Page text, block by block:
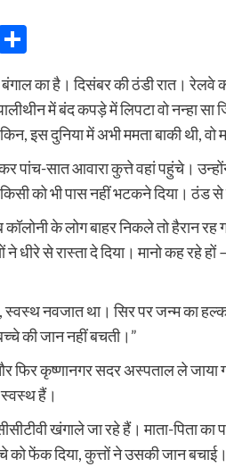
बंगाल का है। दिसंबर की ठंडी रात।
में बंद कपड़े में लिपटा वो नन्हा
इस दुनिया में अभी ममता बाकी थी, वो
पांच-सात आवारा कुत्ते वहां पहुंचे।
को भी पास नहीं भटकने दिया। ठंड
के लोग बाहर निकले तो हैरान रह
धीरे से रास्ता दे दिया। मानो कह रहे
नवजात था। सिर पर जन्म का
की जान नहीं बचती।”
कृष्णानगर सदर अस्पताल ले जाया
स्वस्थ हैं।
खंगाले जा रहे हैं। माता-पिता
को फेंक दिया, कुत्तों ने उसकी जान